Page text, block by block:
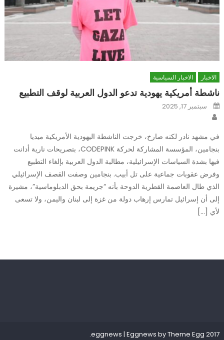
الاخبار الاخبار السياسية
ناشطة أمريكية يهودية تدعو الدول العربية لوقف التطبيع
Posted
onسبتمبر 17, 2025
في مشهد نادر لكنه صارخ، خرجت الناشطة اليهودية الأمريكية ميديا
بنجامين، المؤسسة المشاركة لحركة CODEPINK، بتصريحات نارية أدانت
فيها بشدة السياسات الإسرائيلية، مطالبة الدول العربية بإلغاء التطبيع
وفرض عقوبات جماعية على تل أبيب. بنجامين وصفت القصف الإسرائيلي
الذي طال العاصمة القطرية الدوحة بأنه “جريمة بحق الدبلوماسية”، مشيرة
إلى أن إسرائيل تمارس إرهاب دولة من غزة إلى لبنان واليمن، ولا تسعى
لأي […]
2017 eggnews
|Eggnews byTheme Egg
.